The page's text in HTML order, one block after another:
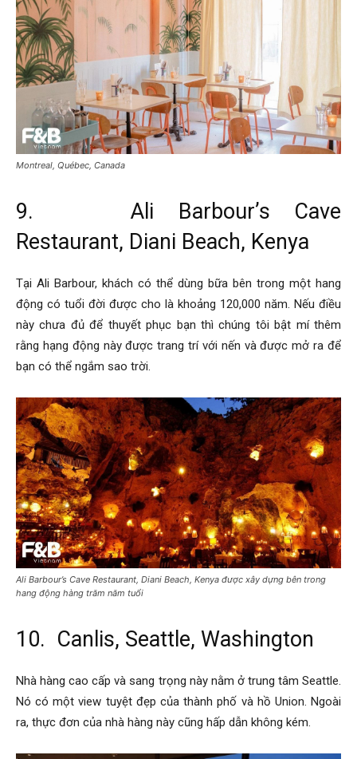
Montreal, Québec, Canada
9. Ali Barbour’s Cave
Restaurant, Diani Beach, Kenya
Tại Ali Barbour, khách có thể dùng bữa bên trong một hang
động có tuổi đời được cho là khoảng 120,000 năm. Nếu điều
này chưa đủ để thuyết phục bạn thì chúng tôi bật mí thêm
rằng hạng động này được trang trí với nến và được mở ra để
bạn có thể ngắm sao trời.
Ali Barbour’s Cave Restaurant, Diani Beach, Kenya được xây dựng bên trong
hang động hàng trăm năm tuổi
10. Canlis, Seattle, Washington
Nhà hàng cao cấp và sang trọng này nằm ở trung tâm Seattle.
Nó có một view tuyệt đẹp của thành phố và hồ Union. Ngoài
ra, thực đơn của nhà hàng này cũng hấp dẫn không kém.